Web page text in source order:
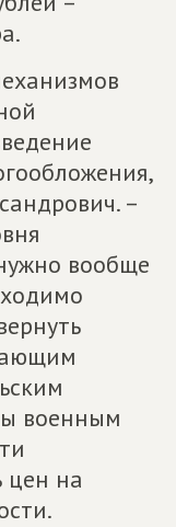
–
вообще
военным
цен на